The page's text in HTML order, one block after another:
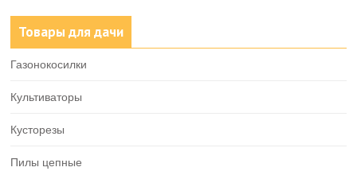
Товары для дачи
Газонокосилки
Культиваторы
Кусторезы
Пилы цепные